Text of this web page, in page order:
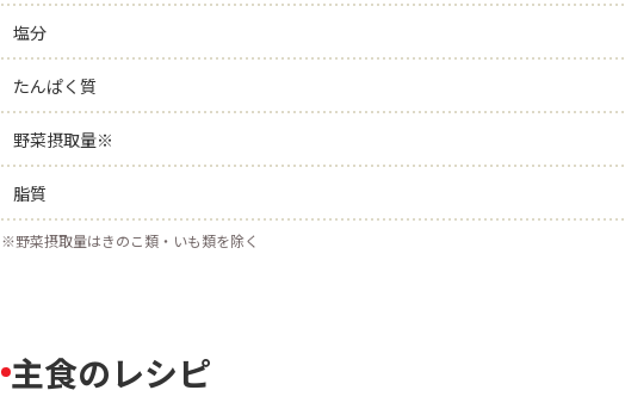
塩分
たんぱく質
野菜摂取量※
脂質
※野菜摂取量はきのこ類・いも類を除く
主食のレシピ